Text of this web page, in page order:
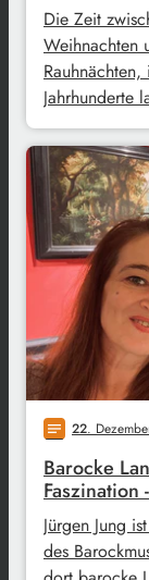
Die Zeit
Weihnachten
Jahrhunderte
notes 22.
Barocke
Faszination
Jürgen Jung
des